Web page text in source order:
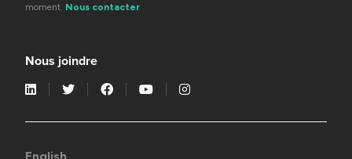
moment. Nous contacter
Nous joindre